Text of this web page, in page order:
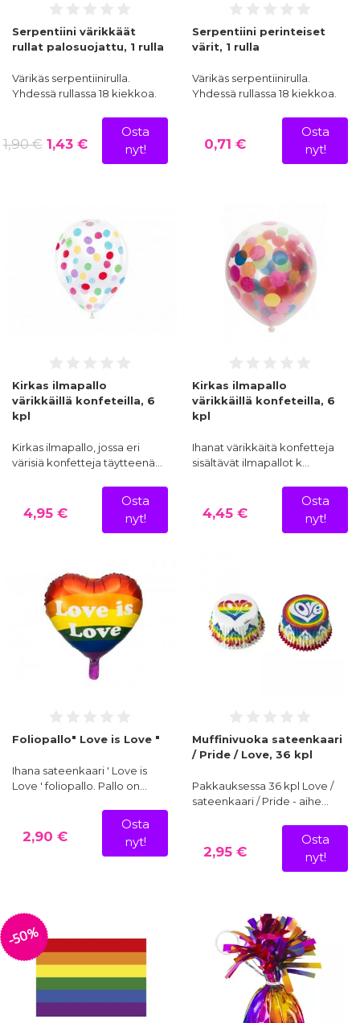
Serpentiini värikkäät
rullat palosuojattu, 1 rulla
Värikäs serpentiinirulla.
Yhdessä rullassa 18 kiekkoa.
1,90 €1,43 €
Osta
nyt!
Serpentiini perinteiset
värit, 1 rulla
Värikäs serpentiinirulla.
Yhdessä rullassa 18 kiekkoa.
0,71 €
Osta
nyt!
Kirkas ilmapallo
värikkäillä konfeteilla, 6
kpl
Kirkas ilmapallo, jossa eri
värisiä konfetteja täytteenä…
4,95 €
Osta
nyt!
Kirkas ilmapallo
värikkäillä konfeteilla, 6
kpl
Ihanat värikkäitä konfetteja
sisältävät ilmapallot k…
4,45 €
Osta
nyt!
Foliopallo" Love is Love "
Ihana sateenkaari ' Love is
Love ' foliopallo. Pallo on…
2,90 €
Osta
nyt!
Muffinivuoka sateenkaari
/ Pride / Love, 36 kpl
Pakkauksessa 36 kpl Love /
sateenkaari / Pride - aihe…
2,95 €
Osta
nyt!
-50%